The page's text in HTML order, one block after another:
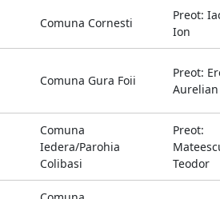
Comuna Cornesti
Preot:
Ion
Comuna Gura Foii
Preot:
Aurelian
Comuna
Iedera/Parohia
Colibasi
Preot:
Teodor